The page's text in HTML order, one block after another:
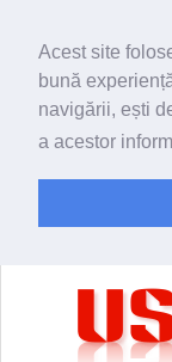
Acest site
bună
navigării, ești
a acestor